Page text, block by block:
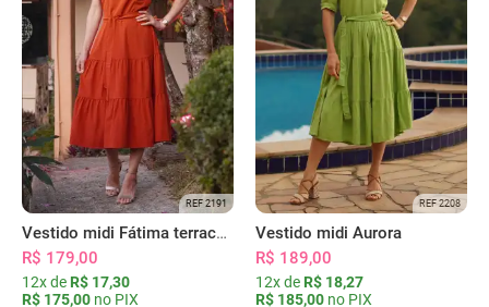
REF 2191
Vestido midi Fátima terracota
R$ 179,00
12x de R$ 17,30
R$ 175,00 no PIX
REF 2208
Vestido midi Aurora
R$ 189,00
12x de R$ 18,27
R$ 185,00 no PIX